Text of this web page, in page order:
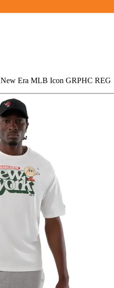
New Era MLB Icon GRPHC REG